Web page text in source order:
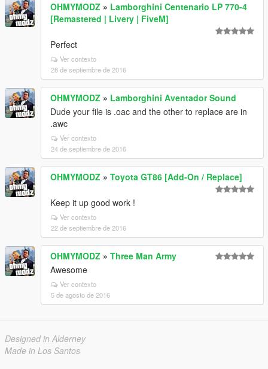
OHMYMODZ » Lamborghini Centenario LP 770-4
[Remastered | Livery | FiveM]
Perfect
Ver contexto
28 de septiembre de 2016
OHMYMODZ » Lamborghini Aventador Sound
Dude your file is .oac and the other to replace are in
.awc
Ver contexto
24 de septiembre de 2016
OHMYMODZ » Toyota GT86 [Add-On / Replace]
Keep it up good work !
Ver contexto
22 de septiembre de 2016
OHMYMODZ » Three Man Army
Awesome
Ver contexto
5 de agosto de 2016
Designed in Alderney
Made in Los Santos